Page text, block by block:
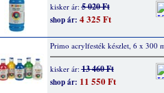
kisker ár:5 020 Ft
shop ár: 4 325 Ft
Primo acrylfesték készlet, 6 x 300
kisker ár:13 460 Ft
shop ár: 11 550 Ft